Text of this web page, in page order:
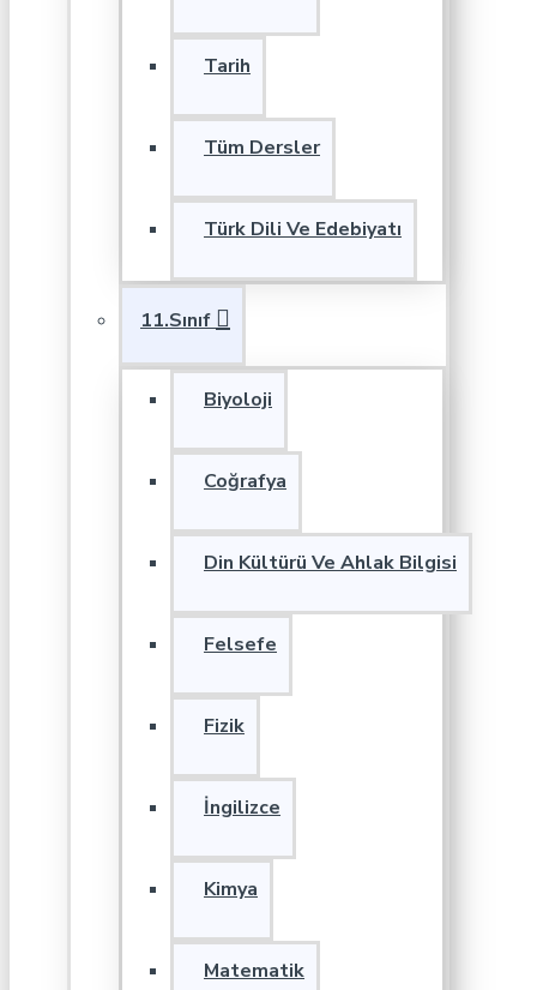
Tarih
Tüm Dersler
Türk Dili Ve Edebiyatı
11.Sınıf
Biyoloji
Coğrafya
Din Kültürü Ve Ahlak Bilgisi
Felsefe
Fizik
İngilizce
Kimya
Matematik